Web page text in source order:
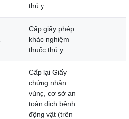
thú y
Cấp giấy phép
khảo nghiệm
thuốc thú y
Cấp lại Giấy
chứng nhận
vùng, cơ sở an
toàn dịch bệnh
động vật (trên